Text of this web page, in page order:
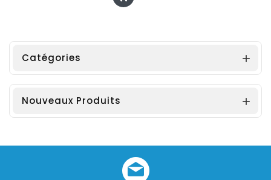
Catégories 
Nouveaux Produits 